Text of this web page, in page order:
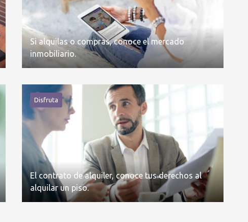
Si alquilas o compras, conoce el mercado
inmobiliario.
Disfruta
El contrato de alquiler, conoce tus derechos al
alquilar un piso.